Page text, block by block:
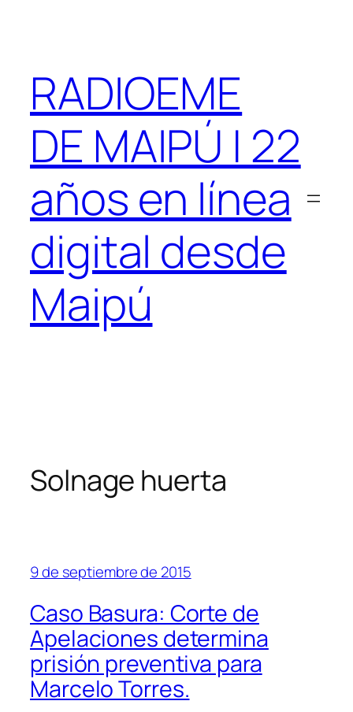
RADIOEME
DE MAIPÚ | 22
años en línea
digital desde
Maipú
Solnage huerta
9 de septiembre de 2015
Caso Basura: Corte de
Apelaciones determina
prisión preventiva para
Marcelo Torres.